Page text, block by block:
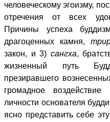
человеческому эгоизму,
отречения от всех
Причины успеха
драгоценных камня,
закон, и 3) сангха,
жизненный путь
презиравшего
громадное
личности основателя
ясно представить себе